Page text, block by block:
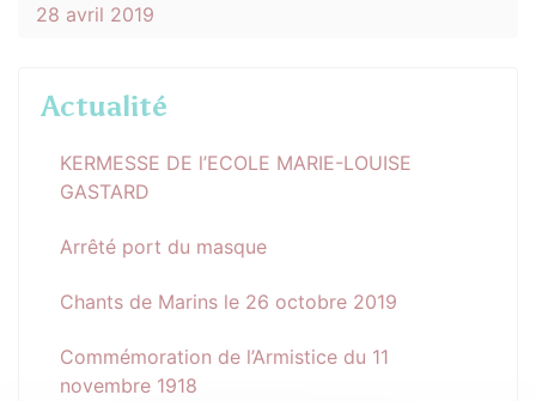
28 avril 2019
Actualité
KERMESSE DE l’ECOLE MARIE-LOUISE
GASTARD
Arrêté port du masque
Chants de Marins le 26 octobre 2019
Commémoration de l’Armistice du 11
novembre 1918